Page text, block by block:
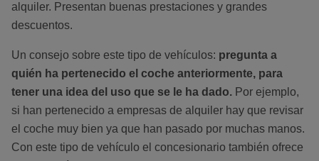
alquiler. Presentan buenas prestaciones y grandes
descuentos.
Un consejo sobre este tipo de vehículos: pregunta a
quién ha pertenecido el coche anteriormente, para
tener una idea del uso que se le ha dado. Por ejemplo,
si han pertenecido a empresas de alquiler hay que revisar
el coche muy bien ya que han pasado por muchas manos.
Con este tipo de vehículo el concesionario también ofrece